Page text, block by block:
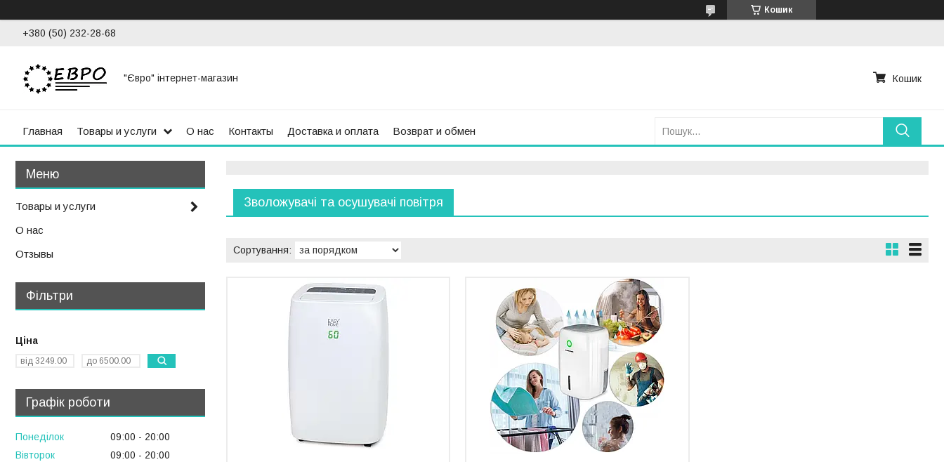
Кошик
+380 (50) 232-28-68
"Євро" інтернет-магазин Кошик
Главная Товары и услуги О нас Контакты Доставка и оплата Возврат и обмен
Зволожувачі та осушувачі повітря
Товары и услуги
О нас
Отзывы
Фільтри
Ціна
Графік роботи
Понеділок 09:00
20:00
Вівторок
09:00
20:00